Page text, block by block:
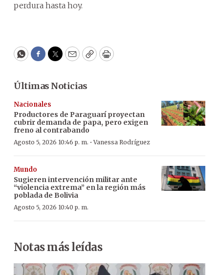
perdura hasta hoy.
WhatsApp
Facebook
Twitter
EmailCopyPrint
Últimas Noticias
Nacionales
Productores de Paraguarí proyectan
cubrir demanda de papa, pero exigen
freno al contrabando
Agosto 5, 2026 10:46 p. m. ·Vanessa Rodríguez
Mundo
Sugieren intervención militar ante
“violencia extrema” en la región más
poblada de Bolivia
Agosto 5, 2026 10:40 p. m.
Notas más leídas